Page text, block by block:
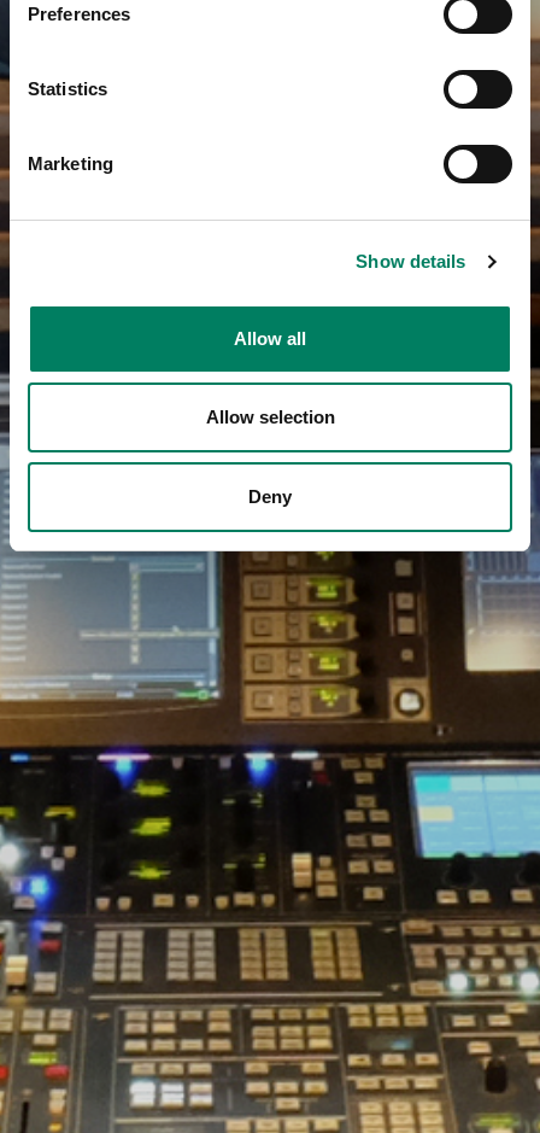
Preferences
Statistics
Marketing
Show details
Allow all
Allow selection
Deny